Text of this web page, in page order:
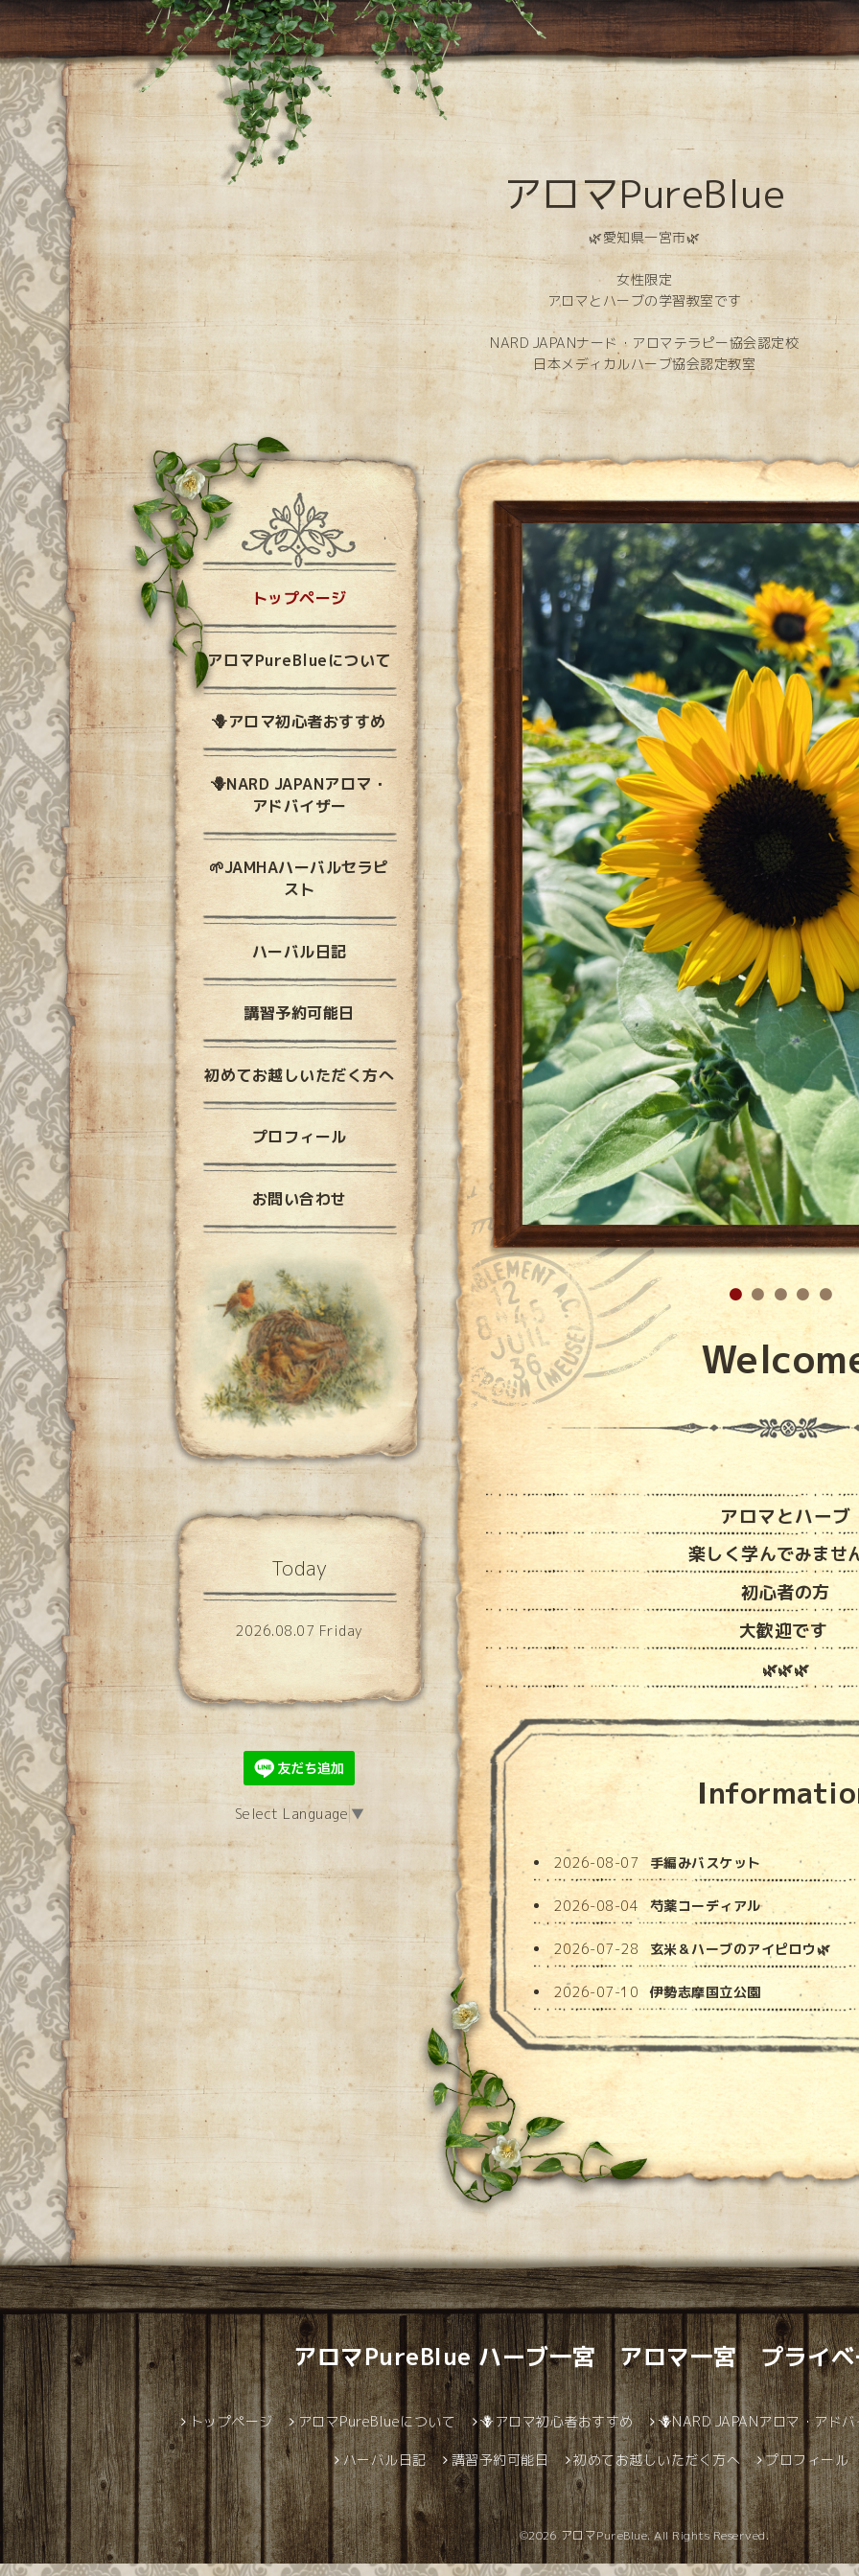
アロマPureBlue
🌿愛知県一宮市🌿
女性限定
アロマとハーブの学習教室です
NARD JAPANナード・アロマテラピー協会認定校
日本メディカルハーブ協会認定教室
アロマとハーブ
楽しく学んでみませ
初心者の方
大歓迎です
🌿🌿🌿
2026-08-07 手編みバスケット
2026-08-04 芍薬コーディアル
2026-07-28 玄米＆ハーブのアイピロウ🌿
2026-07-10 伊勢志摩国立公園
トップページ
アロマPureBlueについて
🪻アロマ初心者おすすめ
🪻NARD JAPANアロマ・
アドバイザー
🌱JAMHAハーバルセラピ
スト
ハーバル日記
講習予約可能日
初めてお越しいただく方へ
プロフィール
お問い合わせ
Today
2026.08.07 Friday
Select Language ▼
アロマPureBlue ハーブ一宮 アロマ一宮 プライベ
トップページ アロマPureBlueについて 🪻アロマ初心者おすすめ 🪻NARD JAPANアロマ・アド
ハーバル日記 講習予約可能日 初めてお越しいただく方へ プロフィール
©2026アロマPureBlue. All Rights Reserved.